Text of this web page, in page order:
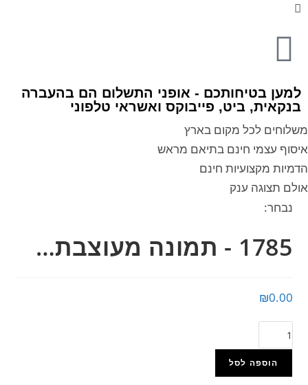
למען בטיחותכם - אופני התשלום הם בהעברה
בנקאית, ביט, פייבוקס ואשראי טלפוני
משלוחים לכל מקום בארץ
איסוף עצמי חינם בתיאם מראש
הדמיות מקצועיות חינם
אולם תצוגה ענק
נבחר:
1785 - תמונה מעוצבת…
₪0.00
הוספה לסל